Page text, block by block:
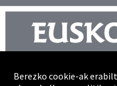
Berezko cookie-ak